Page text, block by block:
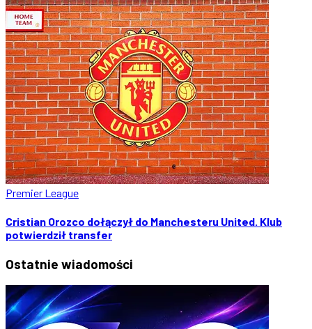
Premier League
Cristian Orozco dołączył do Manchesteru United. Klub
potwierdził transfer
Ostatnie wiadomości